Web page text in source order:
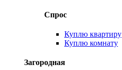
Спрос
Куплю квартиру
Куплю комнату
Загородная